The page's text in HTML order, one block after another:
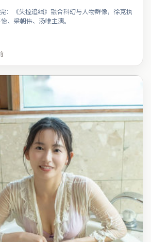
：《失控追缉》融合科幻与人物群像，徐克执
、梁朝伟、汤唯主演。